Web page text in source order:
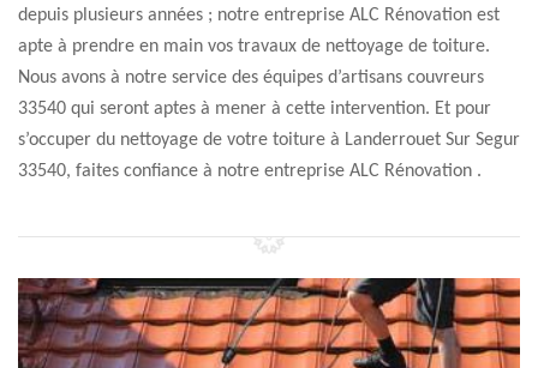
depuis plusieurs années ; notre entreprise ALC Rénovation est
apte à prendre en main vos travaux de nettoyage de toiture.
Nous avons à notre service des équipes d’artisans couvreurs
33540 qui seront aptes à mener à cette intervention. Et pour
s’occuper du nettoyage de votre toiture à Landerrouet Sur Segur
33540, faites confiance à notre entreprise ALC Rénovation .